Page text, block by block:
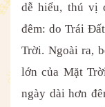
dễ hiểu, thú vị
đêm: do Trái
Trời. Ngoài ra,
lớn của Mặt
ngày dài hơn